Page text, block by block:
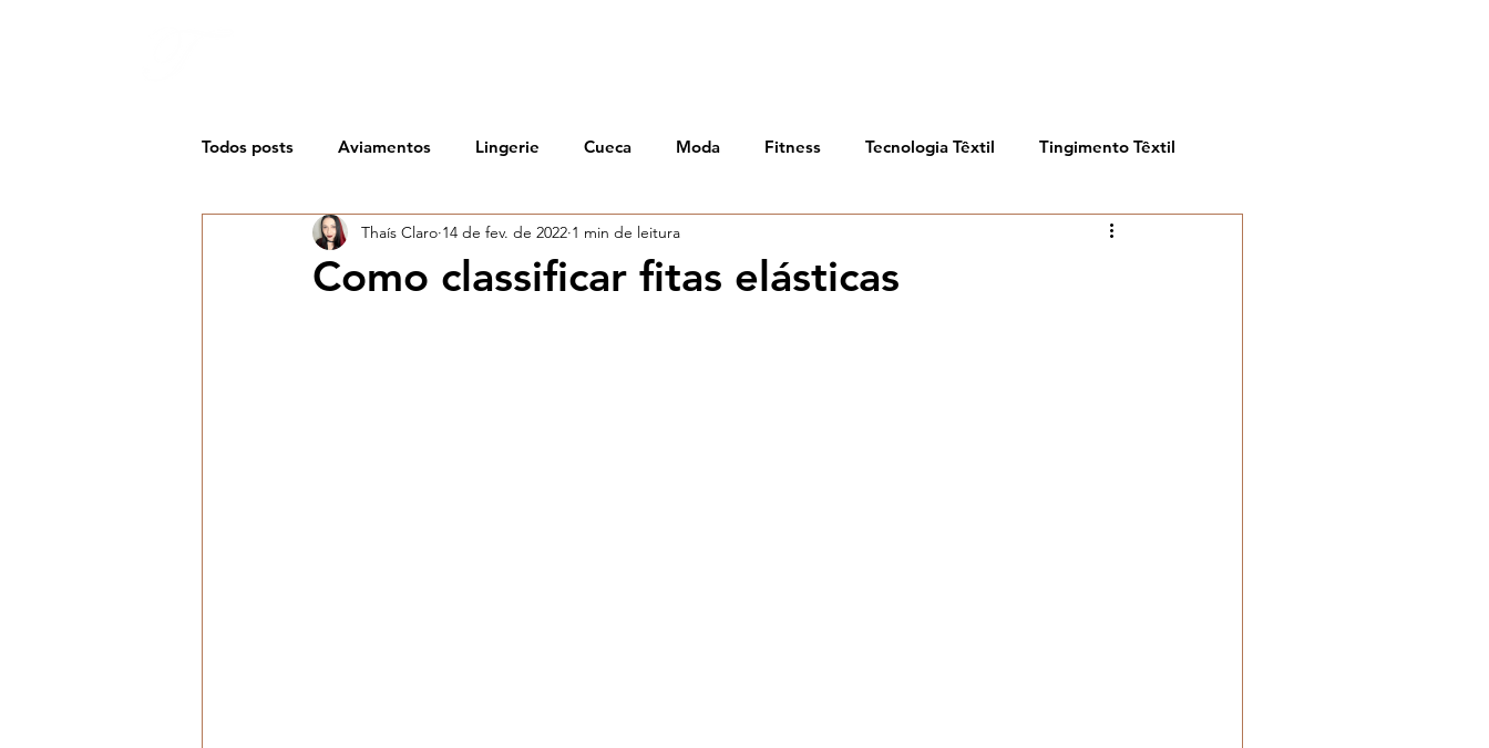
Todos posts Aviamentos Lingerie Cueca Moda Fitness Tecnologia Têxtil Tingimento Têxtil
Matéria-prima Tendência Estampa
Como classificar fitas elásticas
Thaís Claro 14 de fev. de 2022 1 min de leitura